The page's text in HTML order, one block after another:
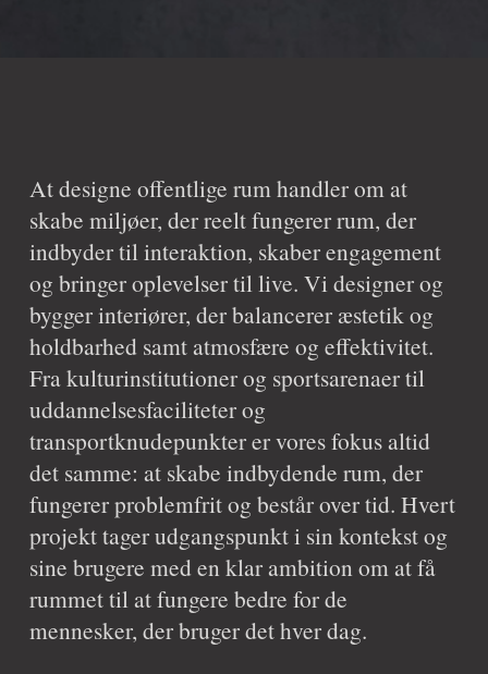
At designe offentlige rum handler om at
skabe miljøer, der reelt fungerer rum, der
indbyder til interaktion, skaber engagement
og bringer oplevelser til live. Vi designer og
bygger interiører, der balancerer æstetik og
holdbarhed samt atmosfære og effektivitet.
Fra kulturinstitutioner og sportsarenaer til
uddannelsesfaciliteter og
transportknudepunkter er vores fokus altid
det samme: at skabe indbydende rum, der
fungerer problemfrit og består over tid. Hvert
projekt tager udgangspunkt i sin kontekst og
sine brugere med en klar ambition om at få
rummet til at fungere bedre for de
mennesker, der bruger det hver dag.